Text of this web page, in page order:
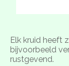
Elk kruid heeft
bijvoorbeeld
rustgevend.